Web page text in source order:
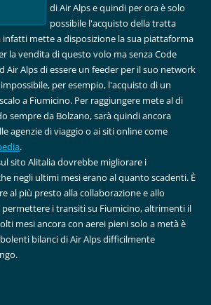
di Air Alps e quindi per ora è solo
possibile l'acquisto della tratta
infatti mette a disposizione la sua piattaforma
la vendita di questo volo ma senza Code
Air Alps di essere un feeder per il suo network
per esempio, l'acquisto di un
a Fiumicino. Per raggiungere mete al di
sempre da Bolzano, sarà quindi ancora
agenzie di viaggio o ai siti online come
.
sito Alitalia dovrebbe migliorare i
negli ultimi mesi erano al quanto scadenti. È
al più presto alla collaborazione e allo
permettere i transiti su Fiumicino, altrimenti il
mesi ancora con aerei pieni solo a metà è
bilanci di Air Alps difficilmente